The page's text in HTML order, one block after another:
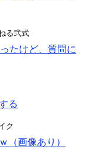
る弐式
たけど、質問に
る
ク
（画像あり）